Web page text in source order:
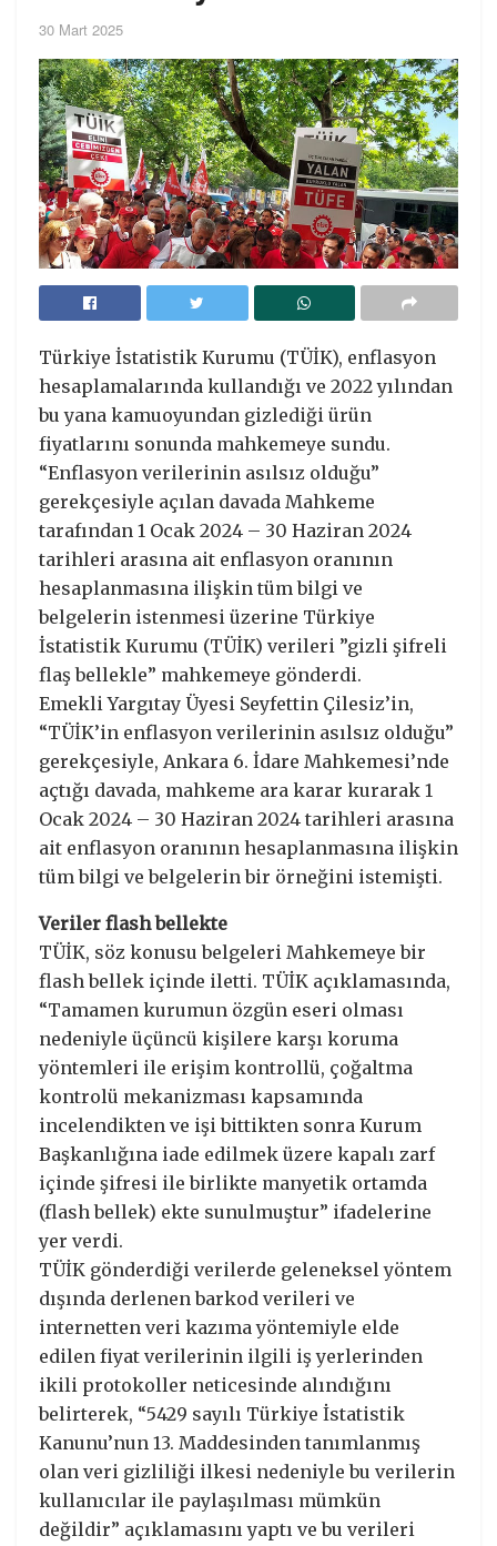
30 Mart 2025
Türkiye İstatistik Kurumu (TÜİK), enflasyon
hesaplamalarında kullandığı ve 2022 yılından
bu yana kamuoyundan gizlediği ürün
fiyatlarını sonunda mahkemeye sundu.
“Enflasyon verilerinin asılsız olduğu”
gerekçesiyle açılan davada Mahkeme
tarafından 1 Ocak 2024 – 30 Haziran 2024
tarihleri arasına ait enflasyon oranının
hesaplanmasına ilişkin tüm bilgi ve
belgelerin istenmesi üzerine Türkiye
İstatistik Kurumu (TÜİK) verileri ”gizli şifreli
flaş bellekle” mahkemeye gönderdi.
Emekli Yargıtay Üyesi Seyfettin Çilesiz’in,
“TÜİK’in enflasyon verilerinin asılsız olduğu”
gerekçesiyle, Ankara 6. İdare Mahkemesi’nde
açtığı davada, mahkeme ara karar kurarak 1
Ocak 2024 – 30 Haziran 2024 tarihleri arasına
ait enflasyon oranının hesaplanmasına ilişkin
tüm bilgi ve belgelerin bir örneğini istemişti.
Veriler flash bellekte
TÜİK, söz konusu belgeleri Mahkemeye bir
flash bellek içinde iletti. TÜİK açıklamasında,
“Tamamen kurumun özgün eseri olması
nedeniyle üçüncü kişilere karşı koruma
yöntemleri ile erişim kontrollü, çoğaltma
kontrolü mekanizması kapsamında
incelendikten ve işi bittikten sonra Kurum
Başkanlığına iade edilmek üzere kapalı zarf
içinde şifresi ile birlikte manyetik ortamda
(flash bellek) ekte sunulmuştur” ifadelerine
yer verdi.
TÜİK gönderdiği verilerde geleneksel yöntem
dışında derlenen barkod verileri ve
internetten veri kazıma yöntemiyle elde
edilen fiyat verilerinin ilgili iş yerlerinden
ikili protokoller neticesinde alındığını
belirterek, “5429 sayılı Türkiye İstatistik
Kanunu’nun 13. Maddesinden tanımlanmış
olan veri gizliliği ilkesi nedeniyle bu verilerin
kullanıcılar ile paylaşılması mümkün
değildir” açıklamasını yaptı ve bu verileri